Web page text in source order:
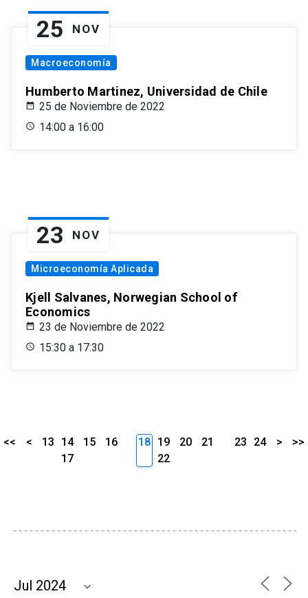
25 NOV
Macroeconomía
Humberto Martinez, Universidad de Chile
25 de Noviembre de 2022
14:00 a 16:00
23 NOV
Microeconomía Aplicada
Kjell Salvanes, Norwegian School of
Economics
23 de Noviembre de 2022
15:30 a 17:30
<< < 13 14 15
16
17
18 19 20
21
22
23 24 > >>